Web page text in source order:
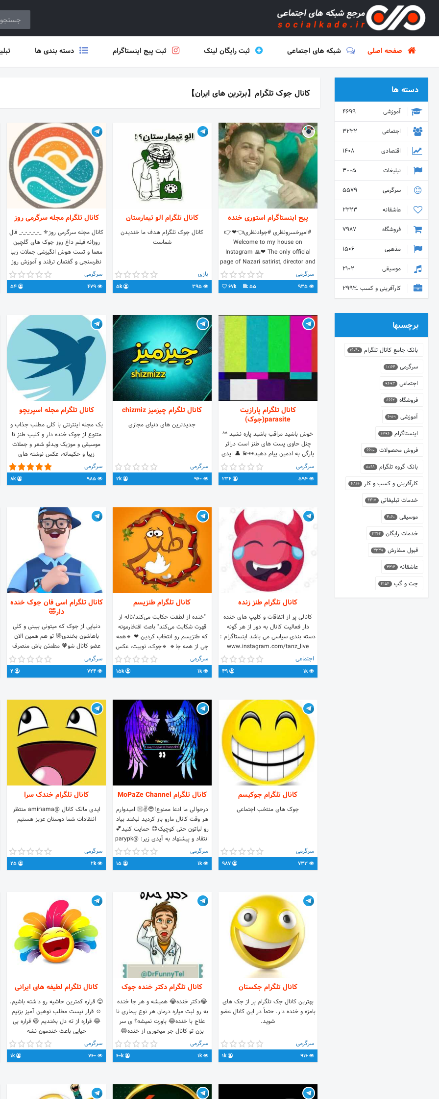
صفحه اصلی شبکه های اجتماعی ثبت رایگان لینک ثبت پیج اینستاگرام دسته بندی ها
کانال جوک تلگرام【برترین های ایران】
پیج اینستاگرام استوری خنده
#امیرخسرونظری #جوادنظری👈❤👉
Welcome to my house on
Instagram 🙏❤ The only official
page of Nazari satirist, director and
producer of short comedy films
سرگرمی
935
55
67k
کانال تلگرام الو تیمارستان
کانال جوک تلگرام هدف ما خندیدن
شماست
بازی
395
5k
کانال تلگرام مجله سرگرمی روز
کانال مجله سرگرمی روز⚜️ _-_-_-_-_-_ فال
روزانه|فیلم داغ روز جوک های گلچین
معما و تست هوش انگیزشی جملات زیبا
نظرسنجی و گفتمان ترفند و آموزش روز
۱۰.چالش هفتگی همراه با جوایز
____________
سرگرمی
479
54
کانال تلگرام پارازیت
parasite(جوک)
خوش باشید مراقب باشید پاره نشید ^^
چنل حاوی پست های طنز است دراثر
پارگی به ادمین پیام دهید👀💫 👤 ایدی
پشتیبانی : ....@ 🆔
سرگرمی
594
234
کانال تلگرام چیزمیز chizmiz
جدیدترین های دنیای مجازی
سرگرمی
960
2k
کانال تلگرام مجله اسپریچو
یک مجله اینترنتی با کلی مطلب جذاب و
متنوع از جوک خنده دار و کلیپ طنز تا
موسیقی و موزیک ویدئو شعر و جملات
زیبا و حکیمانه، عکس نوشته های
عاشقانه معرفی فیلم و کتاب و کلی
آموزش رایگان از آشپزی تا زبان انگلیسی
خلاصه که آنچه خوبان همه دارند
سرگرمی
985
8k
کانال تلگرام طنز زنده
کانالی پر از اتفاقات و کلیپ های خنده
دار فعالیت کانال به دور از هر گونه
دسته بندی سیاسی می باشد اینستاگرام :
www.instagram.com/tanz_live
اجتماعی
1k
49
کانال تلگرام طنزیسم
"خنده از لطفت حکایت می‌کند/ناله از
قهرت شکایت می‌کند" باعث افتخارمونه
که طنزیسم رو انتخاب کردین ❤ 🔹️همه
چی از همه جا🔹️ 🔹جوک، توییت، عکس
و کلیپ‌های باحال 🔹️ ارسال سوژه، تبادل
و تبلیغات: 👈👈 @Admiiin_111 (⛔
لفت ندین بیصدا کنید ⛔)
سرگرمی
1k
15k
کانال تلگرام اسی فان جوک خنده
دار🤣
دنیایی از جوک که میتونی ببینی و کلی
باهاشون بخندی🤣 تو هم همین الان
عضو کانال شو🧡 مطمئن باش منصرف
نمیشی🥰 جوک ها رو خودت ببین و
مقایسه کن😜
سرگرمی
724
2
کانال تلگرام جوکیسم
جوک های منتخب اجتماعی
سرگرمی
733
987
کانال تلگرام MoPaZe Channel
درحوالی ما ادعا ممنوع!😎✌️🏻 امیدوارم
هر وقت کانال مارو باز کردید لبخند بیاد
رو لباتون حتی کوچیک😊 حمایت کنید💕
انتقاد و پیشنهاد به آیدی زیر: @parypk
سرگرمی
1k
15
کانال تلگرام خندک سرا
ايدی مالک کانال @amir1ama منتظر
انتقادات شما دوستان عزیز هستیم
سرگرمی
2k
25
کانال تلگرام جکستان
بهترین کانال جک تلگرام پر از جک های
بامزه و خنده دار. حتماً در این کانال عضو
شوید.
سرگرمی
916
1k
کانال تلگرام دکتر خنده جوک
😂دکتر خنده😂 همیشه و هر جا خنده
به رو لبت میاره درمان هر نوع بیماری نا
علاج با خنده😂 باورت نمیشه؟ ی سر
بزن تو کانال جر‌ میخوری از خنده😂
سرگرمی
1k
60k
کانال تلگرام لطیفه های ایرانی
😊 قراره کمترین حاشیه رو داشته باشیم.
☺️ قرار نیست مطلب توهین آمیز بزنیم
😂 قراره از ته دل بخندیم 😆 قراره بی
حیایی باعث خندمون نشه
سرگرمی
760
1k
دسته ها
آموزشی
4699
اجتماعی
3232
اقتصادی
1408
تبلیغات
3005
سرگرمی
5579
عاشقانه
2323
فروشگاه
7987
مذهبی
1506
موسیقی
2102
کارآفرینی و کسب و کار 2993
برچسبها
بانک جامع کانال تلگرام 16040
سرگرمی 10164
اجتماعی 9493
فروشگاه 8662
آموزشی 6919
اینستاگرام 6794
فروش محصولات 6690
بانک گروه تلگرام 5068
کارآفرینی و کسب و کار 4866
خدمات تبلیغاتی 4417
موسیقی 4060
خدمات رایگان 3363
قبول سفارش 3339
عاشقانه 3312
چت و گپ 3154